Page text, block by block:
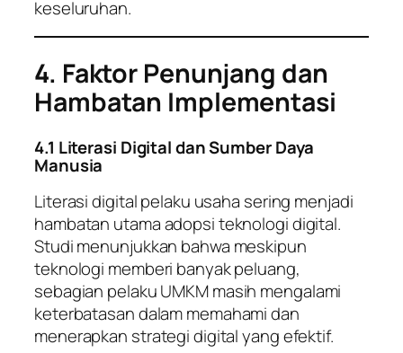
keseluruhan.
4. Faktor Penunjang dan
Hambatan Implementasi
4.1 Literasi Digital dan Sumber Daya
Manusia
Literasi digital pelaku usaha sering menjadi
hambatan utama adopsi teknologi digital.
Studi menunjukkan bahwa meskipun
teknologi memberi banyak peluang,
sebagian pelaku UMKM masih mengalami
keterbatasan dalam memahami dan
menerapkan strategi digital yang efektif.